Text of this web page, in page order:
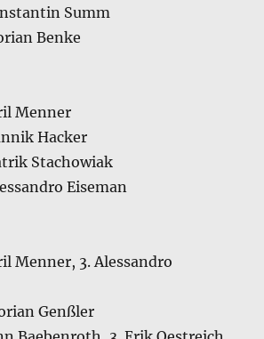
Summ
Benke
Menner
Hacker
Stachowiak
Eiseman
Menner, 3. Alessandro
Genßler